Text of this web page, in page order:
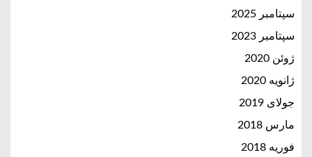
سپتامبر 2025
سپتامبر 2023
ژوئن 2020
ژانویه 2020
جولای 2019
مارس 2018
فوریه 2018